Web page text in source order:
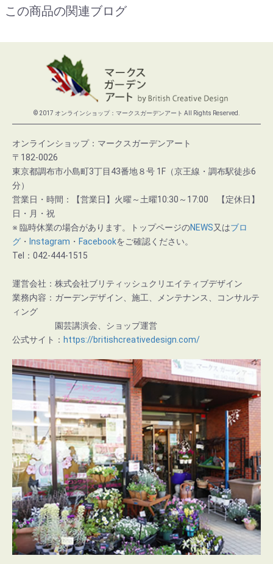
この商品の関連ブログ
© 2017 オンラインショップ：マークスガーデンアート All Rights Reserved.
オンラインショップ：マークスガーデンアート
〒182-0026
東京都調布市小島町3丁目43番地８号 1F（京王線・調布駅徒歩6
分）
営業日・時間：【営業日】火曜～土曜10:30～17:00 【定休日】
日・月・祝
※ 臨時休業の場合があります。トップページのNEWS又はブロ
グ ・ Instagram ・ Facebookをご確認ください。
Tel：042-444-1515
運営会社：株式会社ブリティッシュクリエイティブデザイン
業務内容：ガーデンデザイン、施工、メンテナンス、コンサルテ
ィング
園芸講演会、ショップ運営
公式サイト： https://britishcreativedesign.com/